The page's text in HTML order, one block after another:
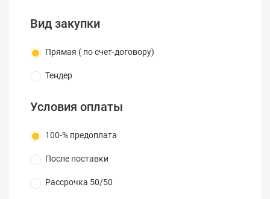
Вид закупки
Прямая ( по счет-договору)
Тендер
Условия оплаты
100-% предоплата
После поставки
Рассрочка 50/50